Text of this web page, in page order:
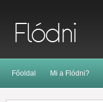
Főoldal Mi a Flódni?